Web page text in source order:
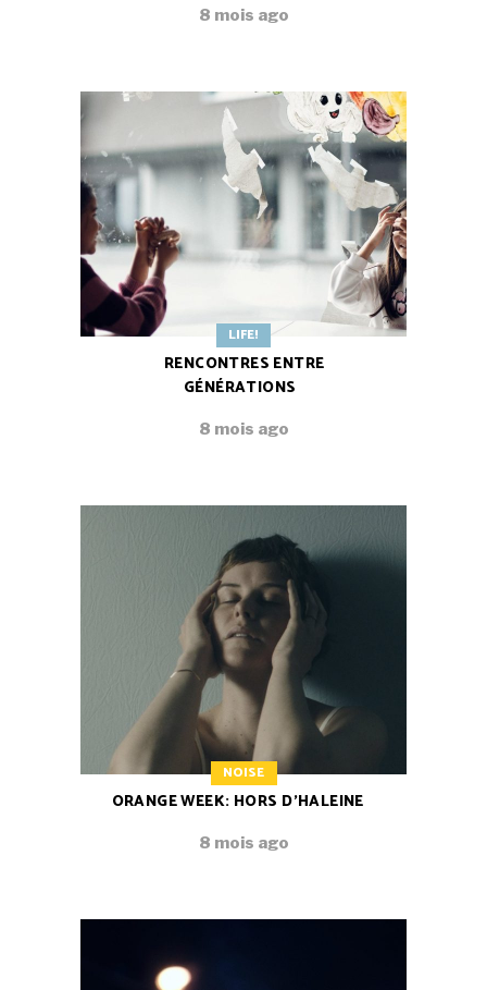
8 mois ago
LIFE!
RENCONTRES ENTRE
GÉNÉRATIONS
8 mois ago
NOISE
ORANGE WEEK: HORS D’HALEINE
8 mois ago